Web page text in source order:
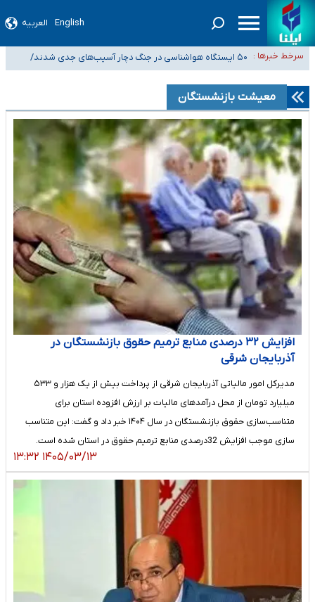
English العربیه
سرخط خبرها :
انتصاب شش فرمانده عالی‌رتبه در ستاد کل نیروهای مسلح، سپاه پاسداران و
بسیج مستضعفین ۵۰ ایستگاه هواشناسی در جنگ دچار آسیب‌های جدی شدند/
تخریب کامل دو رادار در بوشهر و اهواز
شیب آسیب‌های اجتماعی در کشور افزایشی است
رصد زنجیره‌ای معاملات برای شناسایی پولشویی/ کم‌اظهاری و بیش‌اظهاری زیر
ذره‌بین مالیاتی «حسین آقایاری» تراستی ابربدهکار کیست؟/ غارت پول نفت کشور با پاسپورت
ایرانی- افغانستانی
معیشت بازنشستگان
افزایش ۳۲ درصدی منابع ترمیم حقوق بازنشستگان در
آذربایجان شرقی
مدیرکل امور مالیاتی آذربایجان شرقی از پرداخت بیش از یک هزار و ۵۳۳
میلیارد تومان از محل درآمدهای مالیات بر ارزش افزوده استان برای
متناسب‌سازی حقوق بازنشستگان در سال ۱۴۰۴ خبر داد و گفت: این متناسب
سازی موجب افزایش 32درصدی منابع ترمیم حقوق در استان شده است.
۱۴۰۵/۰۳/۱۳ ۱۳:۳۲